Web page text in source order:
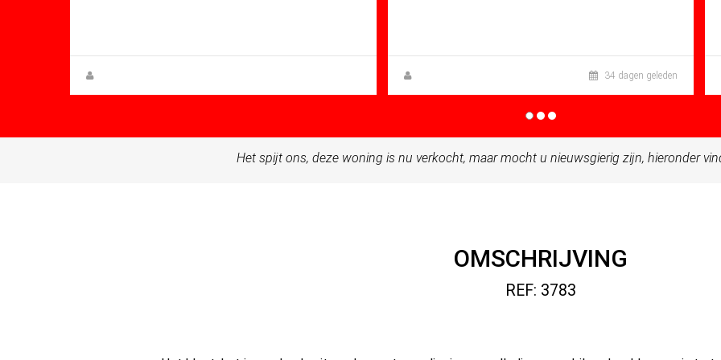
34 dagen geleden
Het spijt ons, deze woning is nu verkocht, maar mocht u nieuwsgierig zijn, hieronder
OMSCHRIJVING
REF: 3783